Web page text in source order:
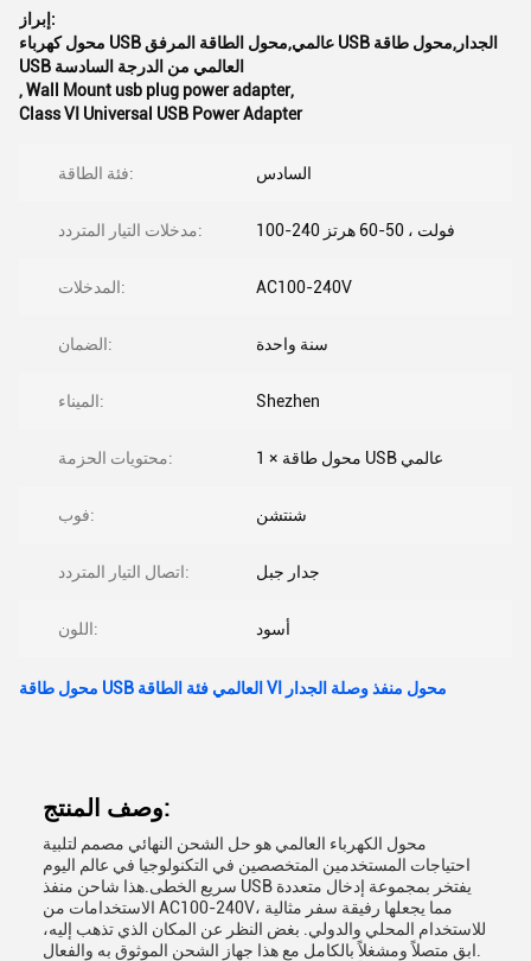
إبراز:
محول كهرباء USB عالمي,محول الطاقة المرفق USB الجدار,محول طاقة
USB العالمي من الدرجة السادسة
,Wall Mount usb plug power adapter,
Class VI Universal USB Power Adapter
فئة الطاقة: السادس
مدخلات التيار المتردد: 100-240 فولت ، 50-60 هرتز
المدخلات: AC100-240V
الضمان: سنة واحدة
الميناء: Shezhen
محتويات الحزمة: 1 × محول طاقة USB عالمي
فوب: شنتشن
اتصال التيار المتردد: جدار جبل
اللون: أسود
محول طاقة USB العالمي فئة الطاقة VI محول منفذ وصلة الجدار
وصف المنتج:
محول الكهرباء العالمي هو حل الشحن النهائي مصمم لتلبية
احتياجات المستخدمين المتخصصين في التكنولوجيا في عالم اليوم
سريع الخطى.هذا شاحن منفذ USB يفتخر بمجموعة إدخال متعددة
الاستخدامات من AC100-240V، مما يجعلها رفيقة سفر مثالية
للاستخدام المحلي والدولي. بغض النظر عن المكان الذي تذهب إليه،